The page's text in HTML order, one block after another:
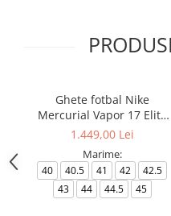
Ghete fotbal Nike
Mercurial Vapor 17 Elite
FG T Se
1.449,00 Lei
Marime:
40 40.5 41 42
42.5
43
44 44.5 45